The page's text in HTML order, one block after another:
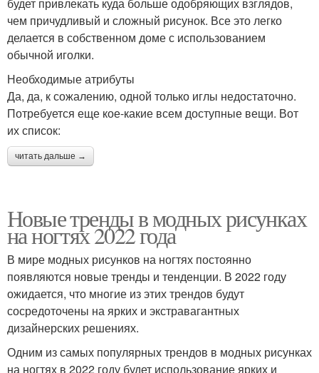
чем причудливый и сложный рисунок. Все это легко
делается в собственном доме с использованием
обычной иголки.
Необходимые атрибуты
Да, да, к сожалению, одной только иглы недостаточно.
Потребуется еще кое-какие всем доступные вещи. Вот
их список:
читать дальше →
Новые тренды в модных рисунках
на ногтях 2022 года
В мире модных рисунков на ногтях постоянно
появляются новые тренды и тенденции. В 2022 году
ожидается, что многие из этих трендов будут
сосредоточены на ярких и экстравагантных
дизайнерских решениях.
Одним из самых популярных трендов в модных рисунках
на ногтях в 2022 году будет использование ярких и